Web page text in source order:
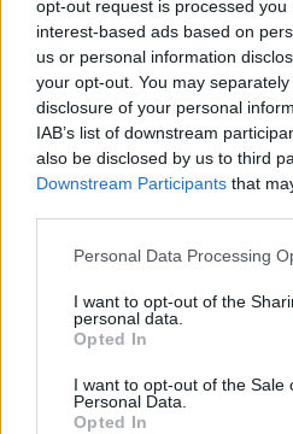
opt-out request is processed you
interest-based ads based on
us or personal information
your opt-out. You may
disclosure of your personal
IAB’s list of downstream
also be disclosed by us to third
Downstream Participants that
Please note that this website/
not limited to your visit or usage
grant or deny consent to Google
use your data for below
consent section.
Personal Data Processing
I want to opt-out of the
personal data.
Opted In
I want to opt-out of the Sale
Personal Data.
Opted In
Vuoi rimuovere le
Puoi abbonarti asoli €
cliccandoqui
Sei già abbonato?
Puoi effettuare
sezioneLogindal
cliccando